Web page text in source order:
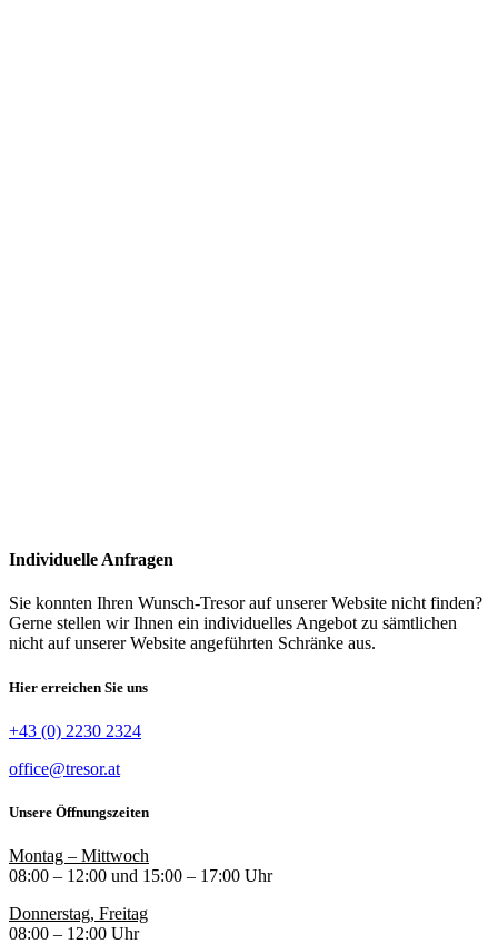
Individuelle Anfragen
Sie konnten Ihren Wunsch-Tresor auf unserer Website nicht finden?
Gerne stellen wir Ihnen ein individuelles Angebot zu sämtlichen
nicht auf unserer Website angeführten Schränke aus.
Hier erreichen Sie uns
+43 (0) 2230 2324
office@tresor.at
Unsere Öffnungszeiten
Montag – Mittwoch
08:00 – 12:00 und 15:00 – 17:00 Uhr
Donnerstag, Freitag
08:00 – 12:00 Uhr